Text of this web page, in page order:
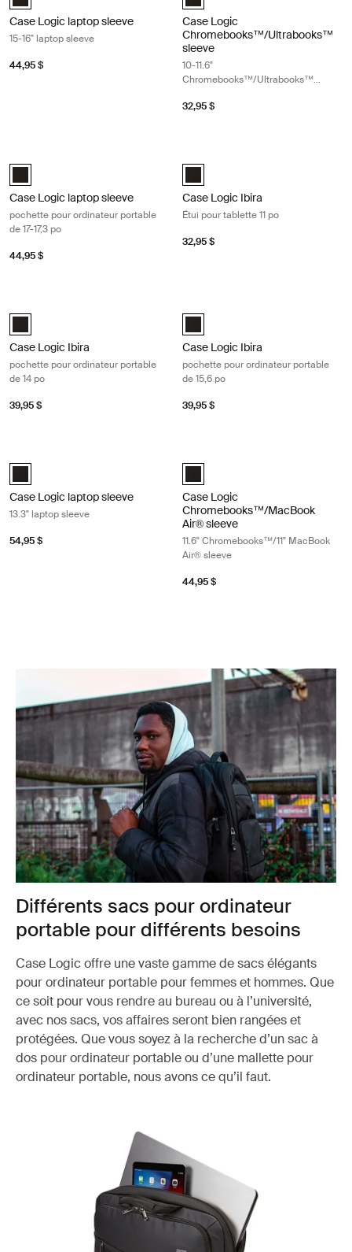
Case Logic laptop sleeve
15-16" laptop sleeve
44,95 $
Case Logic
Chromebooks™/Ultrabooks™
sleeve
10-11.6"
Chromebooks™/Ultrabooks™
32,95 $
Case Logic 17-17.3" Laptop Sleeve Noir (selected)
Case Logic laptop sleeve
pochette pour ordinateur portable
de 17-17,3 po
44,95 $
Case Logic Ibira Laptop Sleeve
Case Logic Ibira
Étui pour tablette 11 po
32,95 $
Case Logic Ibira Laptop Sleeve Noir (selected)
Case Logic Ibira
pochette pour ordinateur portable
de 14 po
39,95 $
Case Logic Ibira Laptop Sleeve
Case Logic Ibira
pochette pour ordinateur portable
de 15,6 po
39,95 $
Case Logic 13.3" laptop sleeve Noir (selected)
Case Logic laptop sleeve
13.3" laptop sleeve
54,95 $
Case Logic 11.6" Chromebook™/
Case Logic
Chromebooks™/MacBook
Air® sleeve
11.6" Chromebooks™/11" MacBook
Air® sleeve
44,95 $
Différents sacs pour ordinateur
portable pour différents besoins
Case Logic offre une vaste gamme de sacs élégants
pour ordinateur portable pour femmes et hommes. Que
ce soit pour vous rendre au bureau ou à l’université,
avec nos sacs, vos affaires seront bien rangées et
protégées. Que vous soyez à la recherche d’un sac à
dos pour ordinateur portable ou d’une mallette pour
ordinateur portable, nous avons ce qu’il faut.